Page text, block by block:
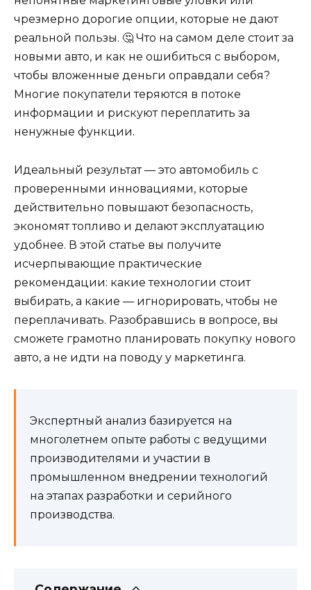
чрезмерно дорогие опции, которые не дают
реальной пользы. 🤔 Что на самом деле стоит за
новыми авто, и как не ошибиться с выбором,
чтобы вложенные деньги оправдали себя?
Многие покупатели теряются в потоке
информации и рискуют переплатить за
ненужные функции.
Идеальный результат — это автомобиль с
проверенными инновациями, которые
действительно повышают безопасность,
экономят топливо и делают эксплуатацию
удобнее. В этой статье вы получите
исчерпывающие практические
рекомендации: какие технологии стоит
выбирать, а какие — игнорировать, чтобы не
переплачивать. Разобравшись в вопросе, вы
сможете грамотно планировать покупку нового
авто, а не идти на поводу у маркетинга.
Экспертный анализ базируется на
многолетнем опыте работы с ведущими
производителями и участии в
промышленном внедрении технологий
на этапах разработки и серийного
производства.